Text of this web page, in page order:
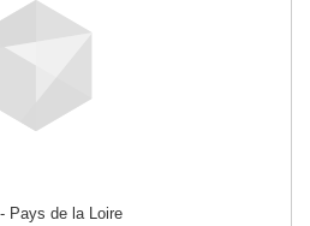
Pays de la Loire